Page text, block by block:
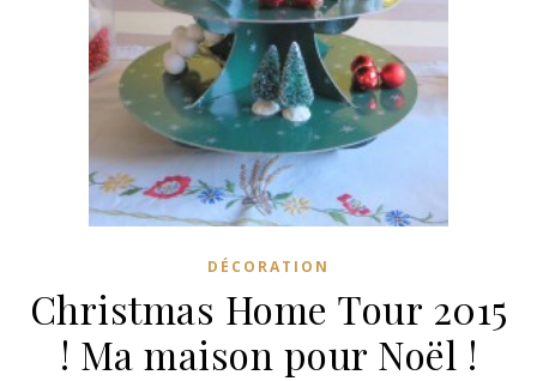
DÉCORATION
Christmas Home Tour 2015
! Ma maison pour Noël !